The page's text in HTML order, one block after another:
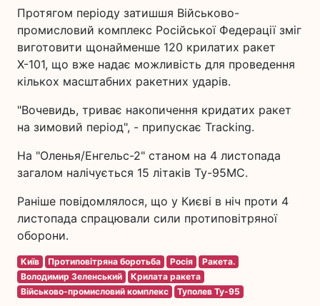
Протягом періоду затишшя Військово-
промисловий комплекс Російської Федерації зміг
виготовити щонайменше 120 крилатих ракет
Х-101, що вже надає можливість для проведення
кількох масштабних ракетних ударів.
"Вочевидь, триває накопичення кридатих ракет
на зимовий період", - припускає Tracking.
На "Оленья/Енгельс-2" станом на 4 листопада
загалом налічується 15 літаків Ту-95МС.
Раніше повідомлялося, що у Києві в ніч проти 4
листопада спрацювали сили протиповітряної
оборони.
Київ Протиповітряна боротьба Росія
Ракета.
Володимир Зеленський
Крилата ракета
Військово-промисловий комплекс
Туполев Ту-95